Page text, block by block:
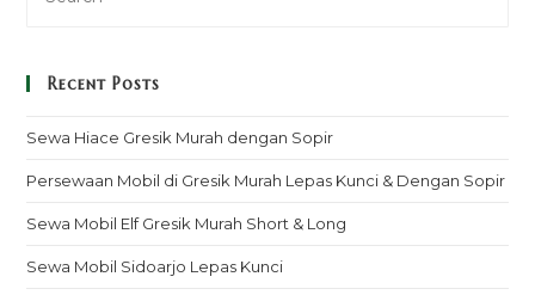
Recent Posts
Sewa Hiace Gresik Murah dengan Sopir
Persewaan Mobil di Gresik Murah Lepas Kunci & Dengan Sopir
Sewa Mobil Elf Gresik Murah Short & Long
Sewa Mobil Sidoarjo Lepas Kunci